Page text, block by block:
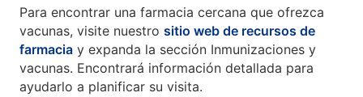
Para encontrar una farmacia cercana que ofrezca
vacunas, visite nuestro sitio web de recursos de
farmacia y expanda la sección Inmunizaciones y
vacunas. Encontrará información detallada para
ayudarlo a planificar su visita.